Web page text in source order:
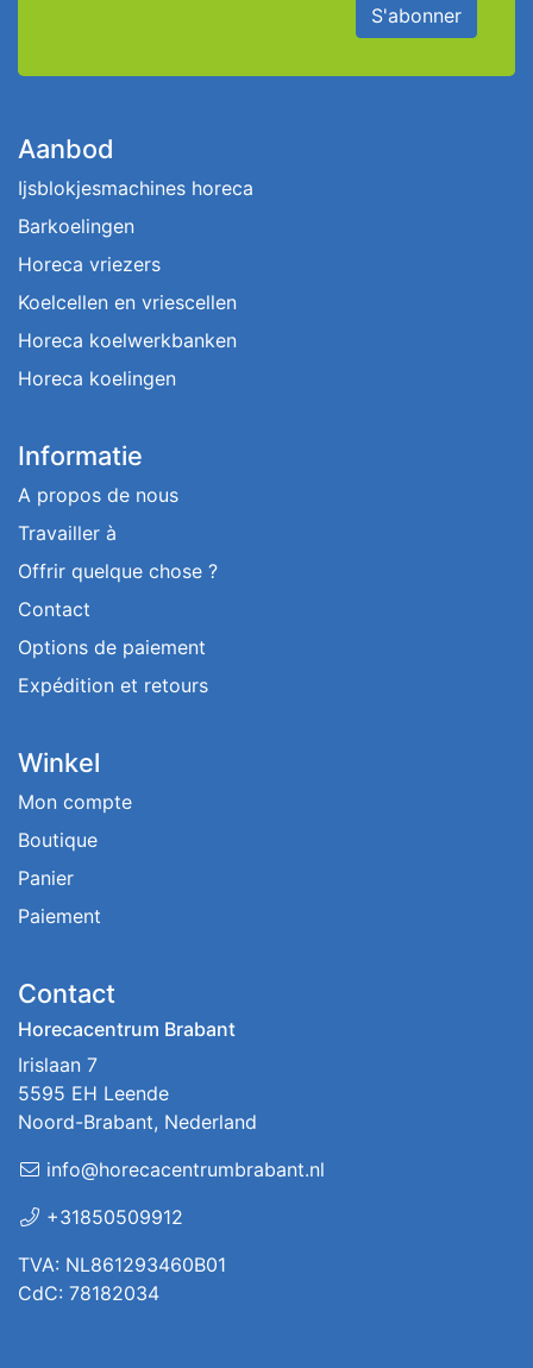
S'abonner
Aanbod
Ijsblokjesmachines horeca
Barkoelingen
Horeca vriezers
Koelcellen en vriescellen
Horeca koelwerkbanken
Horeca koelingen
Informatie
A propos de nous
Travailler à
Offrir quelque chose ?
Contact
Options de paiement
Expédition et retours
Winkel
Mon compte
Boutique
Panier
Paiement
Contact
Horecacentrum Brabant
Irislaan 7
5595 EH Leende
Noord-Brabant, Nederland
info@horecacentrumbrabant.nl
+31850509912
TVA: NL861293460B01
CdC: 78182034